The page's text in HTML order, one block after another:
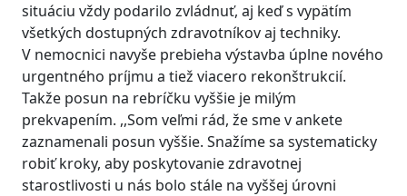
situáciu vždy podarilo zvládnuť, aj keď s vypätím
všetkých dostupných zdravotníkov aj techniky.
V nemocnici navyše prebieha výstavba úplne nového
urgentného príjmu a tiež viacero rekonštrukcií.
Takže posun na rebríčku vyššie je milým
prekvapením. ,,Som veľmi rád, že sme v ankete
zaznamenali posun vyššie. Snažíme sa systematicky
robiť kroky, aby poskytovanie zdravotnej
starostlivosti u nás bolo stále na vyššej úrovni